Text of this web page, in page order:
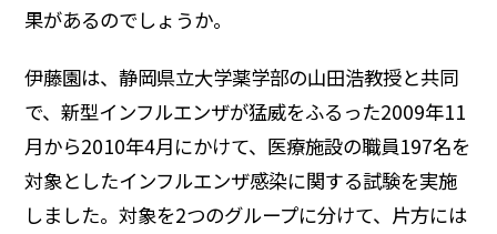
果があるのでしょうか。
伊藤園は、静岡県立大学薬学部の山田浩教授と共同
で、新型インフルエンザが猛威をふるった2009年11
月から2010年4月にかけて、医療施設の職員197名を
対象としたインフルエンザ感染に関する試験を実施
しました。対象を2つのグループに分けて、片方には